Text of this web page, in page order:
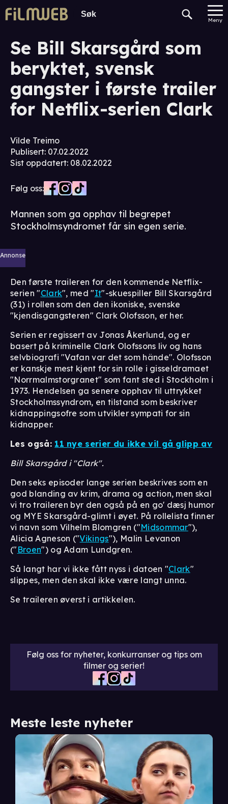
Meny
Se Bill Skarsgård som
beryktet, svensk
gangster i første trailer
for Netflix-serien Clark
Vilde Treimo
Publisert: 07.02.2022
Sist oppdatert: 08.02.2022
Følg oss:
Mannen som ga opphav til begrepet
Stockholmsyndromet får sin egen serie.
Annonse
Den første traileren for den kommende Netflix-
serien "Clark", med "It"-skuespiller Bill Skarsgård
(31) i rollen som den den ikoniske, svenske
"kjendisgangsteren" Clark Olofsson, er her.
Serien er regissert av Jonas Åkerlund, og er
basert på kriminelle Clark Olofssons liv og hans
selvbiografi "Vafan var det som hände". Olofsson
er kanskje mest kjent for sin rolle i gisseldramaet
"Norrmalmstorgranet" som fant sted i Stockholm i
1973. Hendelsen ga senere opphav til uttrykket
Stockholmssyndrom, en tilstand som beskriver
kidnappingsofre som utvikler sympati for sin
kidnapper.
Les også: 11 nye serier du ikke vil gå glipp av
Bill Skarsgård i "Clark".
Den seks episoder lange serien beskrives som en
god blanding av krim, drama og action, men skal
vi tro traileren byr den også på en go' dæsj humor
og MYE Skarsgård-glimt i øyet. På rollelista finner
vi navn som Vilhelm Blomgren ("Midsommar"),
Alicia Agneson ("Vikings"), Malin Levanon
(" Broen") og Adam Lundgren.
Så langt har vi ikke fått nyss i datoen "Clark"
slippes, men den skal ikke være langt unna.
Se traileren øverst i artikkelen.
Følg oss for nyheter, konkurranser og tips om
filmer og serier!
Meste leste nyheter